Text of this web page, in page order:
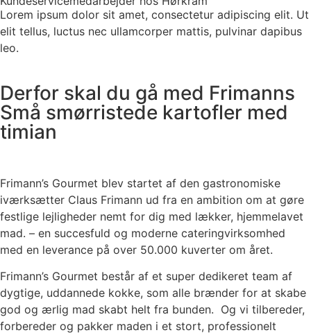
Lorem ipsum dolor sit amet, consectetur adipiscing elit. Ut
elit tellus, luctus nec ullamcorper mattis, pulvinar dapibus
leo.
Derfor skal du gå med Frimanns
Små smørristede kartofler med
timian
Frimann’s Gourmet blev startet af den gastronomiske
iværksætter Claus Frimann ud fra en ambition om at gøre
festlige lejligheder nemt for dig med lækker, hjemmelavet
mad. – en succesfuld og moderne cateringvirksomhed
med en leverance på over 50.000 kuverter om året.
Frimann’s Gourmet består af et super dedikeret team af
dygtige, uddannede kokke, som alle brænder for at skabe
god og ærlig mad skabt helt fra bunden. Og vi tilbereder,
forbereder og pakker maden i et stort, professionelt